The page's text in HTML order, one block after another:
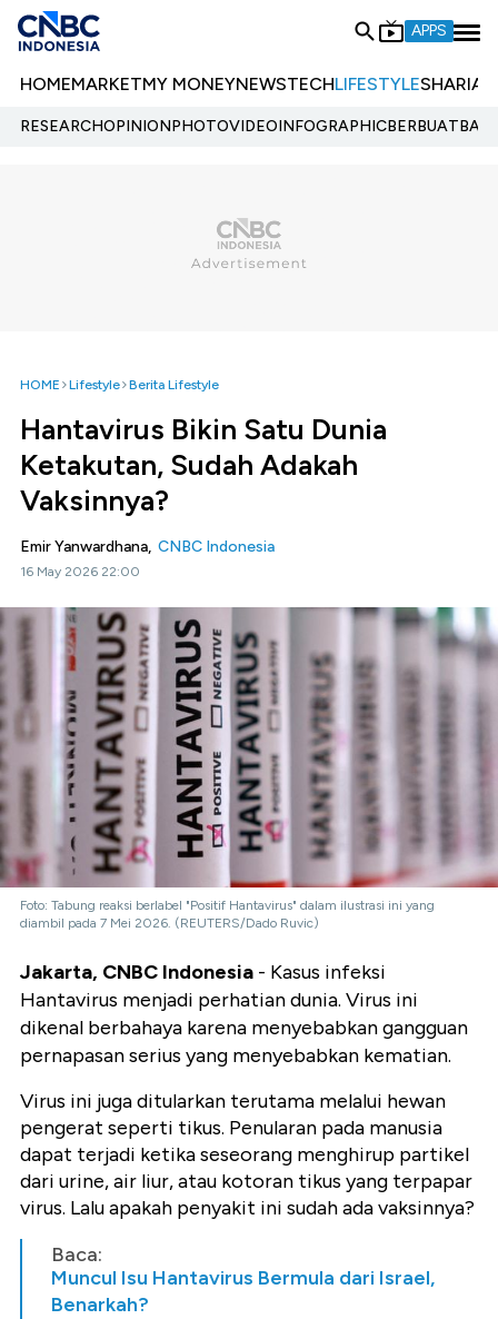
APPS
HOMEMARKETMY MONEYNEWSTECHLIFESTYLESHARIA
RESEARCHOPINIONPHOTOVIDEOINFOGRAPHIC
HOME Lifestyle Berita Lifestyle
Hantavirus Bikin Satu Dunia
Ketakutan, Sudah Adakah
Vaksinnya?
Emir Yanwardhana, CNBC Indonesia
16 May 2026 22:00
Foto: Tabung reaksi berlabel "Positif Hantavirus" dalam ilustrasi ini yang
diambil pada 7 Mei 2026. (REUTERS/Dado Ruvic)
Jakarta, CNBC Indonesia - Kasus infeksi
Hantavirus menjadi perhatian dunia. Virus ini
dikenal berbahaya karena menyebabkan gangguan
pernapasan serius yang menyebabkan kematian.
Virus ini juga ditularkan terutama melalui hewan
pengerat seperti tikus. Penularan pada manusia
dapat terjadi ketika seseorang menghirup partikel
dari urine, air liur, atau kotoran tikus yang terpapar
virus. Lalu apakah penyakit ini sudah ada vaksinnya?
Baca:
Muncul Isu Hantavirus Bermula dari Israel,
Benarkah?